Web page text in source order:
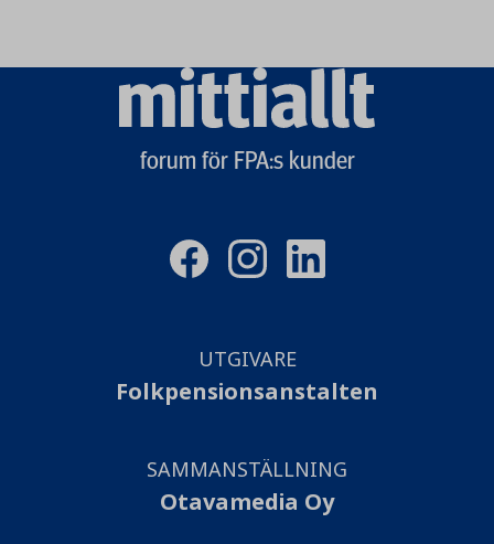
Mittiallt
forum för FPA:s kunder
UTGIVARE
Folkpensionsanstalten
SAMMANSTÄLLNING
Otavamedia Oy